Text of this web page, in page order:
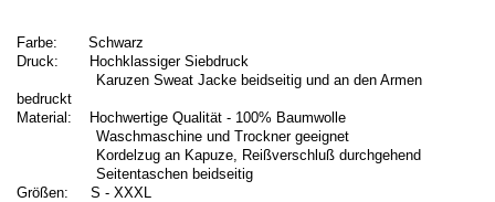
Farbe: Schwarz
Druck: Hochklassiger Siebdruck
Karuzen Sweat Jacke beidseitig und an den Armen
bedruckt
Material: Hochwertige Qualität - 100% Baumwolle
Waschmaschine und Trockner geeignet
Kordelzug an Kapuze, Reißverschluß durchgehend
Seitentaschen beidseitig
Größen: S - XXXL